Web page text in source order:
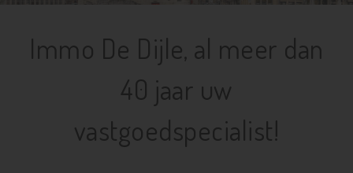
Immo De Dijle, al meer dan
40 jaar uw
vastgoedspecialist!